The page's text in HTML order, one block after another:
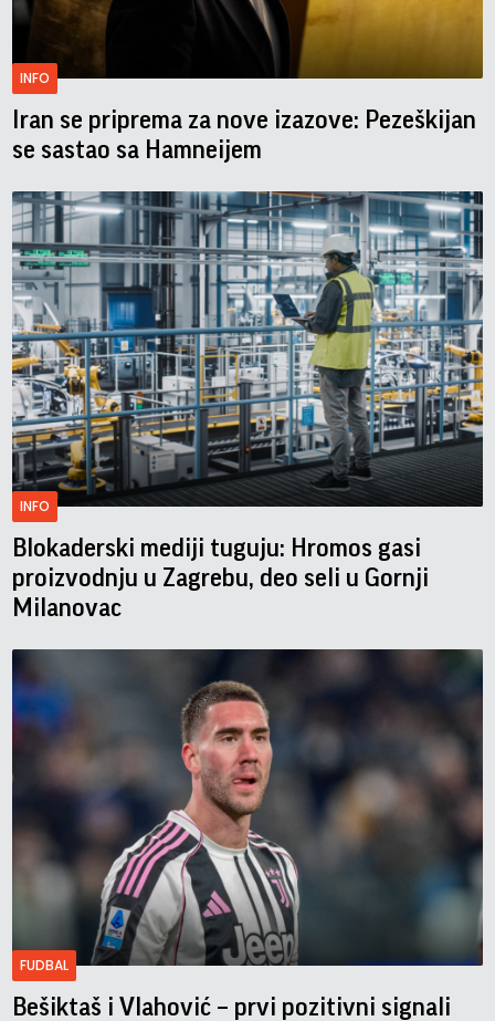
INFO
Iran se priprema za nove izazove: Pezeškijan
se sastao sa Hamneijem
INFO
Blokaderski mediji tuguju: Hromos gasi
proizvodnju u Zagrebu, deo seli u Gornji
Milanovac
FUDBAL
Bešiktaš i Vlahović – prvi pozitivni signali